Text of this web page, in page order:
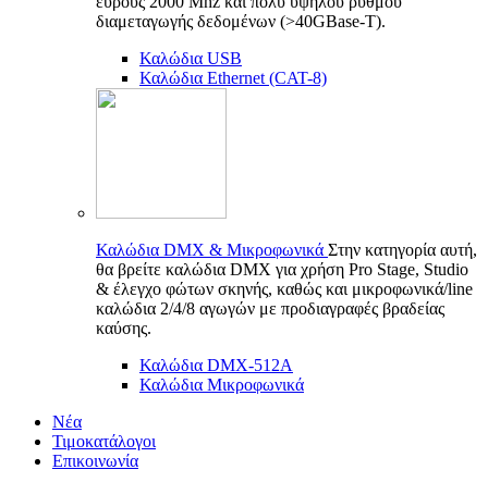
διαμεταγωγής δεδομένων (>40GBase-T).
Καλώδια USB
Καλώδια Ethernet (CAT-8)
Καλώδια DMX & Μικροφωνικά Στην κατηγορία αυτή,
θα βρείτε καλώδια DMX για χρήση Pro Stage, Studio
& έλεγχο φώτων σκηνής, καθώς και μικροφωνικά/line
καλώδια 2/4/8 αγωγών με προδιαγραφές βραδείας
καύσης.
Καλώδια DMX-512A
Καλώδια Μικροφωνικά
Νέα
Τιμοκατάλογοι
Επικοινωνία